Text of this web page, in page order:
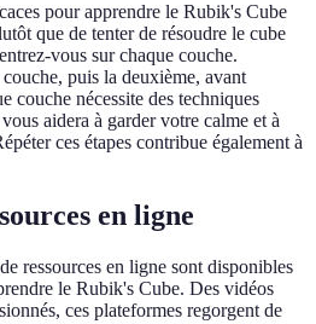
pour apprendre le Rubik's Cube
que de tenter de résoudre le cube
vous sur chaque couche.
puis la deuxième, avant
couche nécessite des techniques
aidera à garder votre calme et à
ces étapes contribue également à
en ligne
ressources en ligne sont disponibles
le Rubik's Cube. Des vidéos
ces plateformes regorgent de